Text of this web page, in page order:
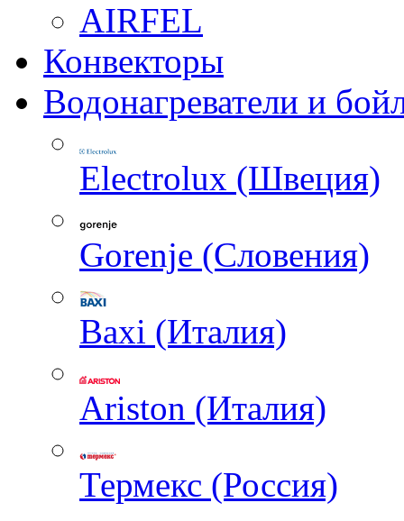
AIRFEL
Конвекторы
Водонагреватели и
Electrolux (Швеция)
Gorenje (Словения)
Baxi (Италия)
Ariston (Италия)
Термекс (Россия)